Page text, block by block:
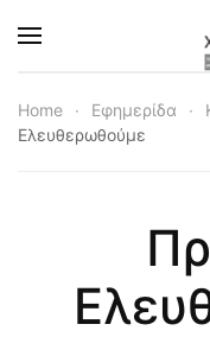
Skip to main
Home Εφημερίδα
Ελευθερωθούμε